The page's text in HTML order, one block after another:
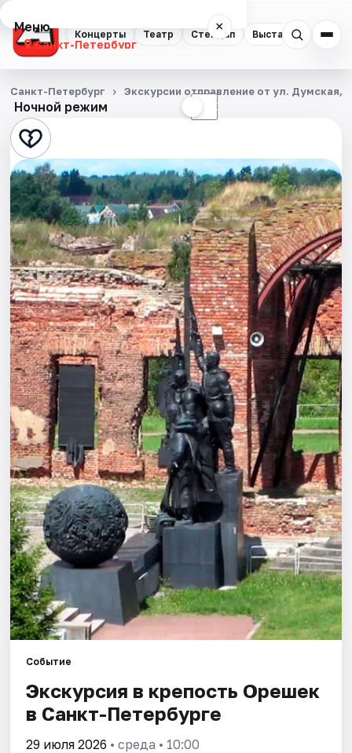
Концерты Театр Стендап Выставки
Меню ×
Санкт-Петербург
Концерты
Театр
Стендап
Выставки
Квесты
Экскурсии
Спорт
События
Города
Площадки
Артисты
Рейтинги
Ночной режим ☾
Санкт-Петербург Экскурсии отправление от ул. Думская,
Событие
Экскурсия в крепость Орешек
в Санкт-Петербурге
29 июля 2026 • среда • 10:00